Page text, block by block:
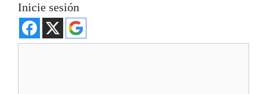
Inicie sesión